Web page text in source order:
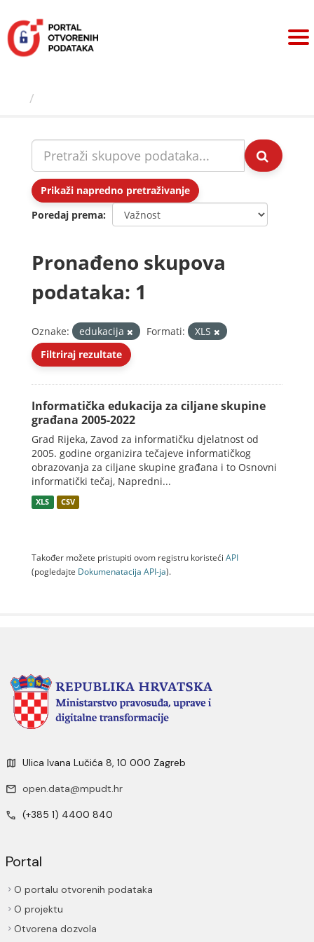
sadržaj
Prikaži napredno pretraživanje
Poredaj prema
Pronađeno skupova
podataka: 1
Oznake: edukacija Formati:
XLS
Filtriraj rezultate
Informatička edukacija za ciljane skupine
građana 2005-2022
Grad Rijeka, Zavod za informatičku djelatnost od
2005. godine organizira tečajeve informatičkog
obrazovanja za ciljane skupine građana i to Osnovni
informatički tečaj, Napredni...
XLS CSV
Također možete pristupiti ovom registru koristeći API
(pogledajte Dokumenаtаcijа API-jа).